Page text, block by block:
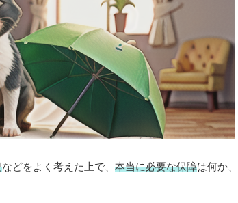
などをよく考えた上で、 本当に必要な保障は何か、